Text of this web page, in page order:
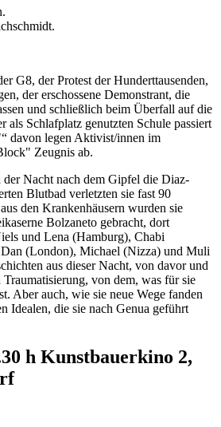
G8, der Protest der Hunderttausenden,
der erschossene Demonstrant, die
und schließlich beim Überfall auf die
als Schlafplatz genutzten Schule passiert
davon legen Aktivist/innen im
Zeugnis ab.
Nacht nach dem Gipfel die Diaz-
Blutbad verletzten sie fast 90
den Krankenhäusern wurden sie
Bolzaneto gebracht, dort
und Lena (Hamburg), Chabi
(London), Michael (Nizza) und Muli
aus dieser Nacht, von davor und
von dem, was für sie
Aber auch, wie sie neue Wege fanden
Idealen, die sie nach Genua geführt
h Kunstbauerkino 2,